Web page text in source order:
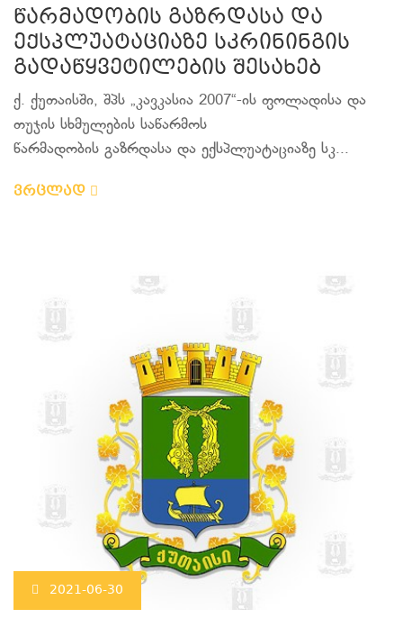
წარმადობის გაზრდასა და
ექსპლუატაციაზე სკრინინგის
გადაწყვეტილების შესახებ
ქ. ქუთაისში, შპს „კავკასია 2007“-ის ფოლადისა და
თუჯის სხმულების საწარმოს
წარმადობის გაზრდასა და ექსპლუატაციაზე სკ...
ვრცლად
2021-06-30